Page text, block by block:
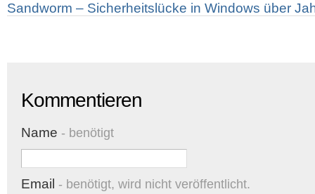
Sandworm – Sicherheitslücke in Windows über
Kommentieren
Name - benötigt
Email - benötigt, wird nicht veröffentlicht.